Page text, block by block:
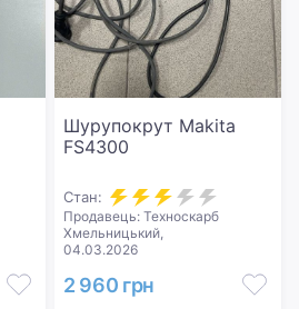
Шурупокрут Makita
FS4300
Стан:
Продавець: Техноскарб
Хмельницький,
04.03.2026
2 960 грн